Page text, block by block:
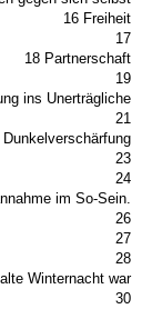
16 Freiheit
17
18 Partnerschaft
19
ins Unerträgliche
21
Dunkelverschärfung
23
24
im So-Sein.
26
27
28
Winternacht war
30